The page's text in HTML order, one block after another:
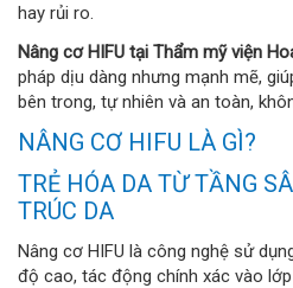
hay rủi ro.
Nâng cơ HIFU tại Thẩm mỹ viện
pháp dịu dàng nhưng mạnh mẽ,
bên trong, tự nhiên và an toàn,
NÂNG CƠ HIFU LÀ GÌ?
TRẺ HÓA DA TỪ TẦNG
TRÚC DA
Nâng cơ HIFU là công nghệ sử
độ cao, tác động chính xác vào